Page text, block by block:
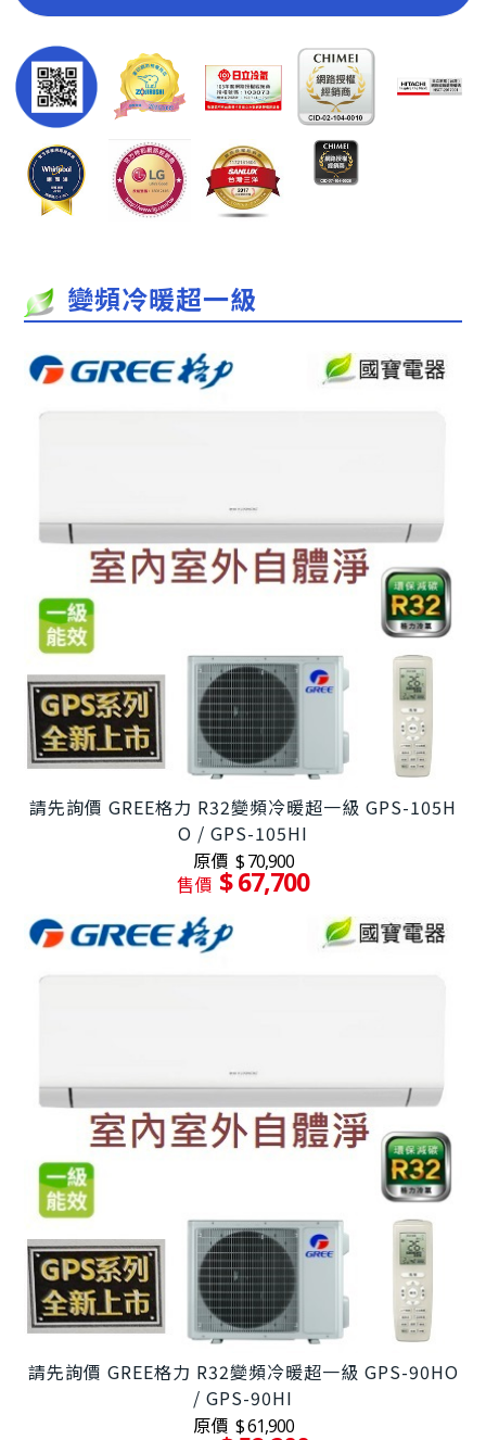
變頻冷暖超一級
請先詢價 GREE格力 R32變頻冷暖超一級 GPS-105H
O / GPS-105HI
原價 $ 70,900
售價 $ 67,700
請先詢價 GREE格力 R32變頻冷暖超一級 GPS-90HO
/ GPS-90HI
原價 $ 61,900